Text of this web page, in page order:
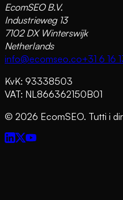
EcomSEO B.V.
Industrieweg 13
7102 DX Winterswijk
Netherlands
info@ecomseo.co+31 6 16
KvK: 93338503
VAT: NL866362150B01
© 2026 EcomSEO. Tutti i